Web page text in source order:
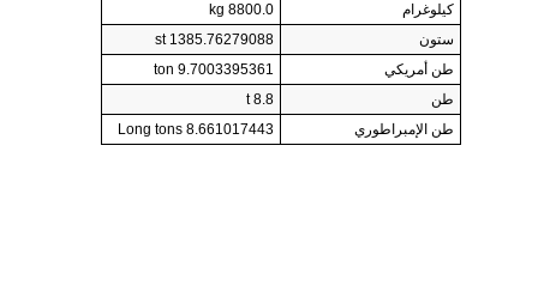
كيلوغرام
8800.0 kg
ستون
1385.76279088 st
طن أمريكي
9.7003395361 ton
طن
8.8 t
طن الإمبراطوري
8.661017443 Long tons